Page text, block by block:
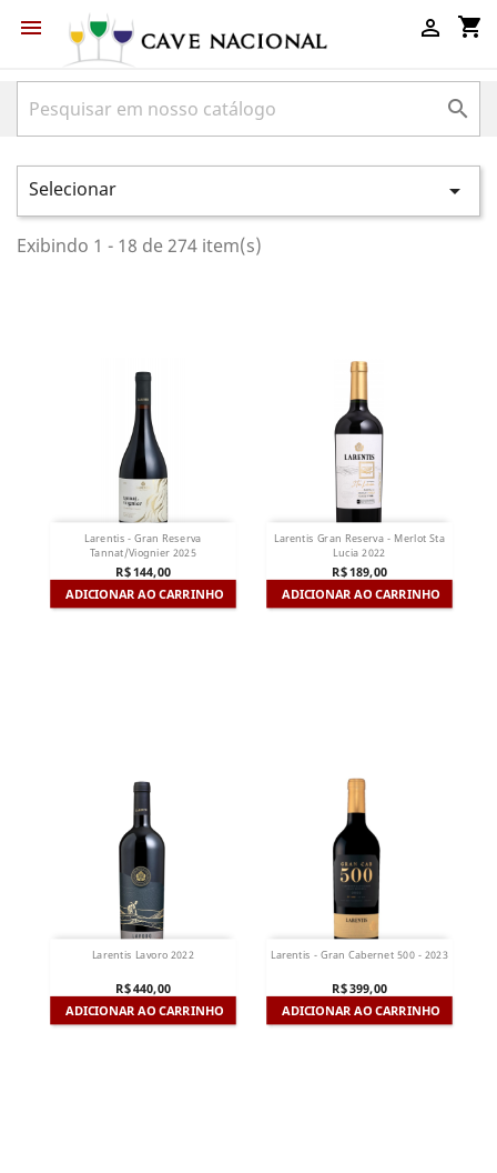
 shopping_cart


Selecionar 
Exibindo 1 - 18 de 274 item(s)
Larentis - Gran Reserva
Tannat/Viognier 2025
R$ 144,00
ADICIONAR AO CARRINHO
Larentis Gran Reserva - Merlot Sta
Lucia 2022
R$ 189,00
ADICIONAR AO CARRINHO
Larentis Lavoro 2022
R$ 440,00
ADICIONAR AO CARRINHO
Larentis - Gran Cabernet 500 - 2023
R$ 399,00
ADICIONAR AO CARRINHO